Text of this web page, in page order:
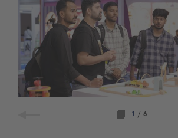
1 / 6